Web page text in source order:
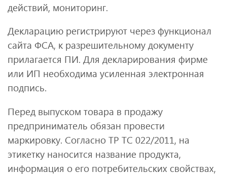
действий, мониторинг.
Декларацию регистрируют через функционал
сайта ФСА, к разрешительному документу
прилагается ПИ. Для декларирования фирме
или ИП необходима усиленная электронная
подпись.
Перед выпуском товара в продажу
предприниматель обязан провести
маркировку. Согласно ТР ТС 022/2011, на
этикетку наносится название продукта,
информация о его потребительских свойствах,